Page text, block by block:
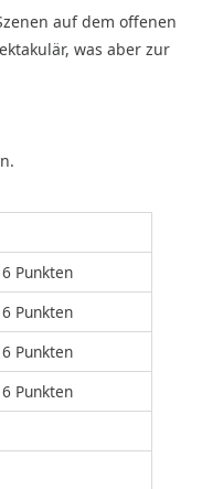
auf dem offenen
was aber zur
Punkten
Punkten
Punkten
Punkten